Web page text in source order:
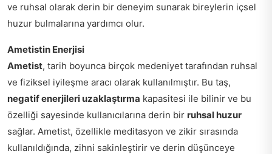
ve ruhsal olarak derin bir deneyim sunarak bireylerin içsel
huzur bulmalarına yardımcı olur.
Ametistin Enerjisi
Ametist, tarih boyunca birçok medeniyet tarafından ruhsal
ve fiziksel iyileşme aracı olarak kullanılmıştır. Bu taş,
negatif enerjileri uzaklaştırma kapasitesi ile bilinir ve bu
özelliği sayesinde kullanıcılarına derin bir ruhsal huzur
sağlar. Ametist, özellikle meditasyon ve zikir sırasında
kullanıldığında, zihni sakinleştirir ve derin düşünceye